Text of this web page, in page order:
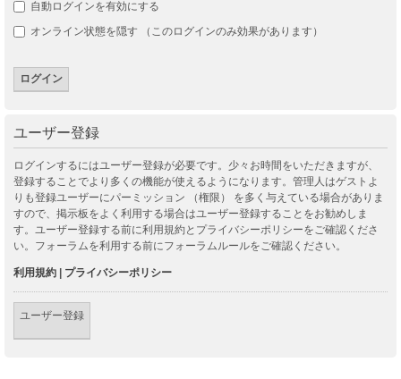
自動ログインを有効にする
オンライン状態を隠す （このログインのみ効果があります）
ユーザー登録
ログインするにはユーザー登録が必要です。少々お時間をいただきますが、
登録することでより多くの機能が使えるようになります。管理人はゲストよ
りも登録ユーザーにパーミッション （権限） を多く与えている場合がありま
すので、掲示板をよく利用する場合はユーザー登録することをお勧めしま
す。ユーザー登録する前に利用規約とプライバシーポリシーをご確認くださ
い。フォーラムを利用する前にフォーラムルールをご確認ください。
利用規約 | プライバシーポリシー
ユーザー登録